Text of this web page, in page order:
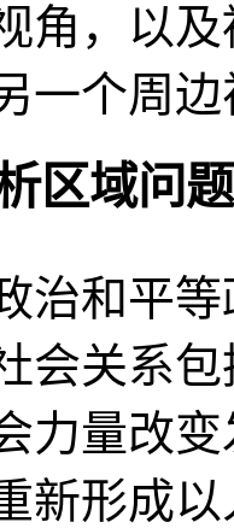
角，以
一个周
区域问题
治和平
会关系
力量改
新形成